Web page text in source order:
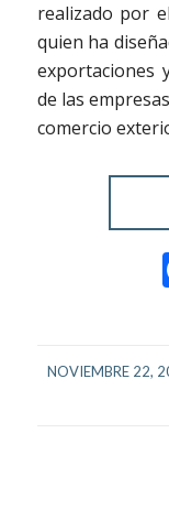
realizado por
quien ha
exportaciones
de las
comercio
NOVIEMBRE 22,
/